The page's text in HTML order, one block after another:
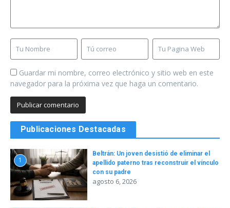
Guardar mi nombre, correo electrónico y sitio web en este
navegador para la próxima vez que haga un comentario.
Publicaciones Destacadas
1
Beltrán: Un joven desistió de eliminar el
apellido paterno tras reconstruir el vínculo
con su padre
agosto 6, 2026